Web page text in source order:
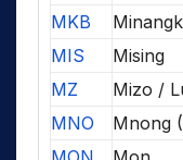
MKB
MIS
Mising
MZ
Mizo /
MNO
Mnong